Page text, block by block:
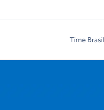
Time Brasil